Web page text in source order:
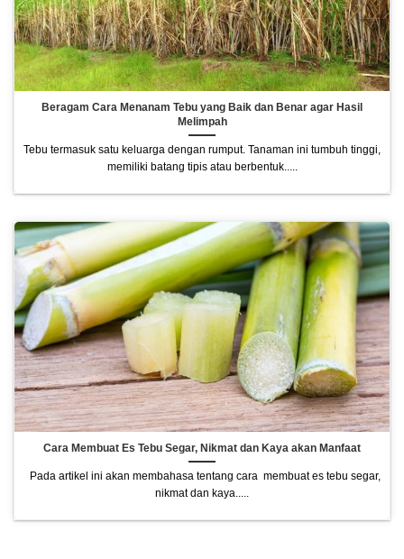
Beragam Cara Menanam Tebu yang Baik dan Benar agar Hasil
Melimpah
Tebu termasuk satu keluarga dengan rumput. Tanaman ini tumbuh tinggi,
memiliki batang tipis atau berbentuk.....
Cara Membuat Es Tebu Segar, Nikmat dan Kaya akan Manfaat
Pada artikel ini akan membahasa tentang cara membuat es tebu segar,
nikmat dan kaya.....